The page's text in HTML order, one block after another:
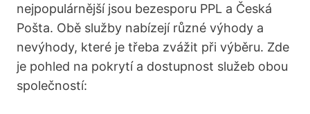
nejpopulárnější jsou bezesporu PPL a Česká
Pošta. Obě služby nabízejí různé výhody a
nevýhody, které je třeba zvážit při výběru. Zde
je pohled na pokrytí a dostupnost služeb obou
společností: